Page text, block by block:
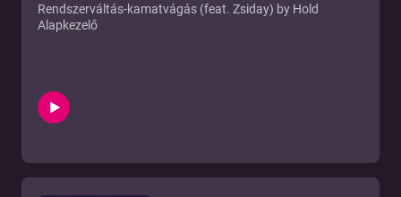
Rendszerváltás-kamatvágás (feat. Zsiday) by Hold
Alapkezelő